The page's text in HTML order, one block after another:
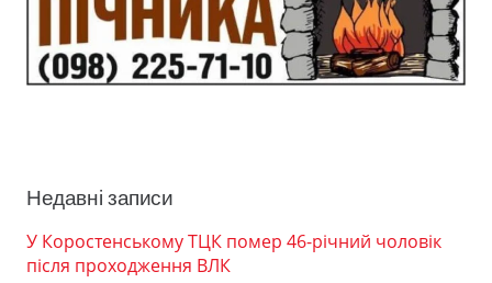
Недавні записи
У Коростенському ТЦК помер 46-річний чоловік
після проходження ВЛК